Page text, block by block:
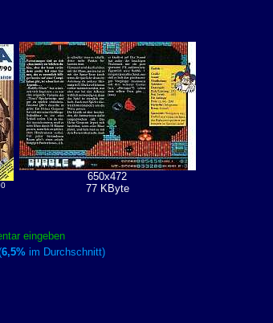
650x472
77 KByte
eingeben
6,5% im Durchschnitt)